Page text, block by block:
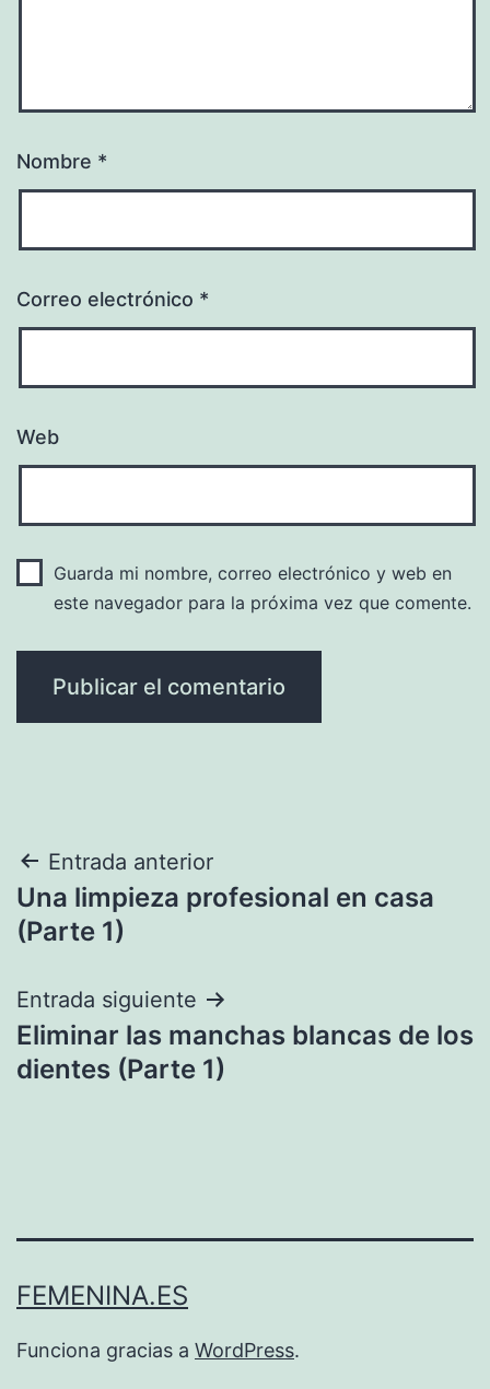
Nombre *
Correo electrónico *
Web
Guarda mi nombre, correo electrónico y web en
este navegador para la próxima vez que comente.
Navegación
de
Entrada anterior
Una limpieza profesional en casa
(Parte 1)
Entrada siguiente
Eliminar las manchas blancas de los
dientes (Parte 1)
FEMENINA.ES
Funciona gracias a WordPress.